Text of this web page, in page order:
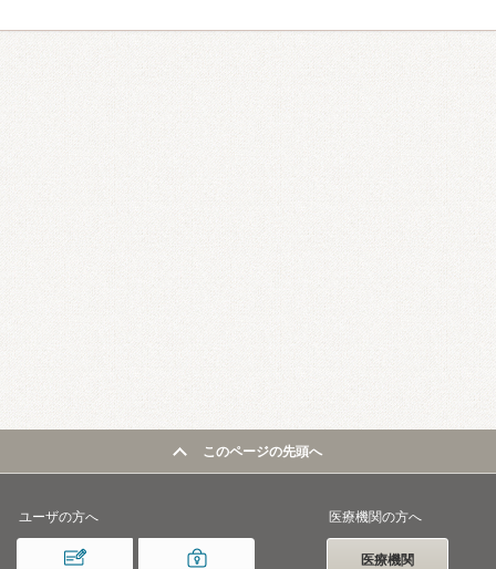
このページの先頭へ
ユーザの方へ 医療機関の方へ
医療機関